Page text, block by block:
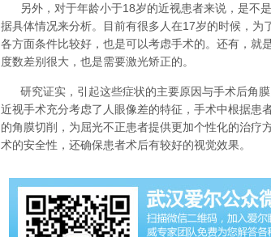
另外，对于年龄小于18岁的近视患者来说，是不
据具体情况来分析。目前有很多人在17岁的时候，
各方面条件比较好，也是可以考虑手术的。还有，就
度数差别很大，也是需要激光矫正的。
研究证实，引起这些症状的主要原因与手术后角
近视手术充分考虑了人眼像差的特征，手术中根据患
的角膜切削，为屈光不正患者提供更加个性化的治疗
术的安全性，还确保患者术后有较好的视觉效果。